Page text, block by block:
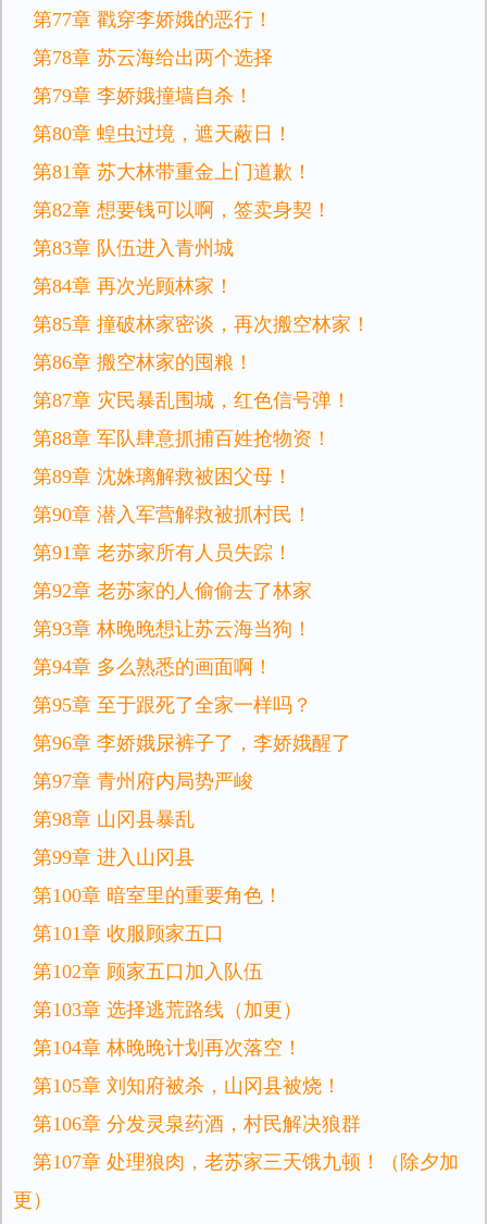
第77章 戳穿李娇娥的恶行！
第78章 苏云海给出两个选择
第79章 李娇娥撞墙自杀！
第80章 蝗虫过境，遮天蔽日！
第81章 苏大林带重金上门道歉！
第82章 想要钱可以啊，签卖身契！
第83章 队伍进入青州城
第84章 再次光顾林家！
第85章 撞破林家密谈，再次搬空林家！
第86章 搬空林家的囤粮！
第87章 灾民暴乱围城，红色信号弹！
第88章 军队肆意抓捕百姓抢物资！
第89章 沈姝璃解救被困父母！
第90章 潜入军营解救被抓村民！
第91章 老苏家所有人员失踪！
第92章 老苏家的人偷偷去了林家
第93章 林晚晚想让苏云海当狗！
第94章 多么熟悉的画面啊！
第95章 至于跟死了全家一样吗？
第96章 李娇娥尿裤子了，李娇娥醒了
第97章 青州府内局势严峻
第98章 山冈县暴乱
第99章 进入山冈县
第100章 暗室里的重要角色！
第101章 收服顾家五口
第102章 顾家五口加入队伍
第103章 选择逃荒路线（加更）
第104章 林晚晚计划再次落空！
第105章 刘知府被杀，山冈县被烧！
第106章 分发灵泉药酒，村民解决狼群
第107章 处理狼肉，老苏家三天饿九顿！（除夕加
更）